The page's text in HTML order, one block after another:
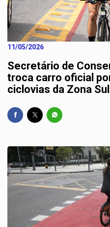
11/05/2026
Secretário de
troca carro oficial
ciclovias da Zona Sul